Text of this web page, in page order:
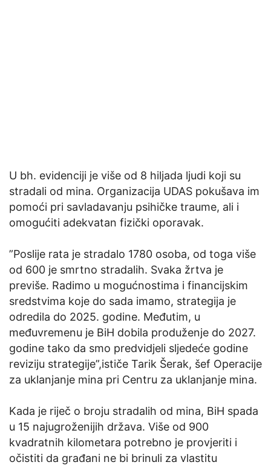
U bh. evidenciji je više od 8 hiljada ljudi koji su
stradali od mina. Organizacija UDAS pokušava im
pomoći pri savladavanju psihičke traume, ali i
omogućiti adekvatan fizički oporavak.
”Poslije rata je stradalo 1780 osoba, od toga više
od 600 je smrtno stradalih. Svaka žrtva je
previše. Radimo u mogućnostima i financijskim
sredstvima koje do sada imamo, strategija je
odredila do 2025. godine. Međutim, u
međuvremenu je BiH dobila produženje do 2027.
godine tako da smo predvidjeli sljedeće godine
reviziju strategije”,ističe Tarik Šerak, šef Operacije
za uklanjanje mina pri Centru za uklanjanje mina.
Kada je riječ o broju stradalih od mina, BiH spada
u 15 najugroženijih država. Više od 900
kvadratnih kilometara potrebno je provjeriti i
očistiti da građani ne bi brinuli za vlastitu